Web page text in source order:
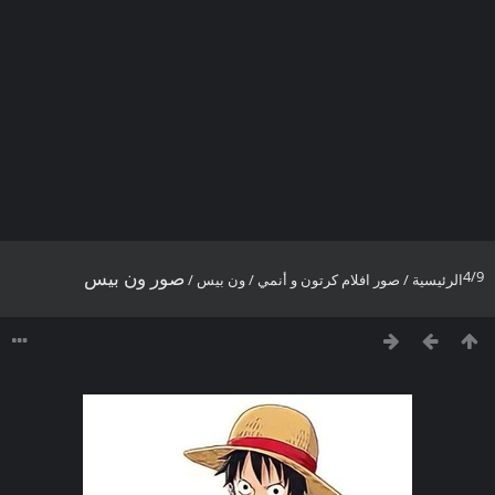
4/9الرئيسية / صور افلام كرتون و أنمي /ون بيس /صور ون بيس